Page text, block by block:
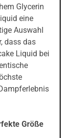
Glycerin
eine
Auswahl
dass das
Liquid bei
Größe